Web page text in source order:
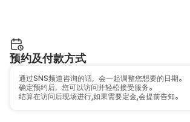
预约及付款方式
通过SNS频道咨询的话，会一起调整您想要的日期。
确定预约后，您可以访问并轻松接受服务。
结算在访问后现场进行,如果需要定金,会提前告知。